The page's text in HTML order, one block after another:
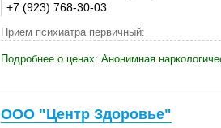
+7 (923) 768-30-03
Прием психиатра первичный:
Подробнее о ценах: Анонимная
ООО "Центр Здоровье"